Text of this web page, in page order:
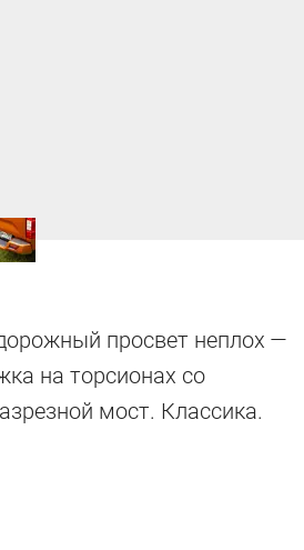
просвет неплох —
на торсионах со
мост. Классика.